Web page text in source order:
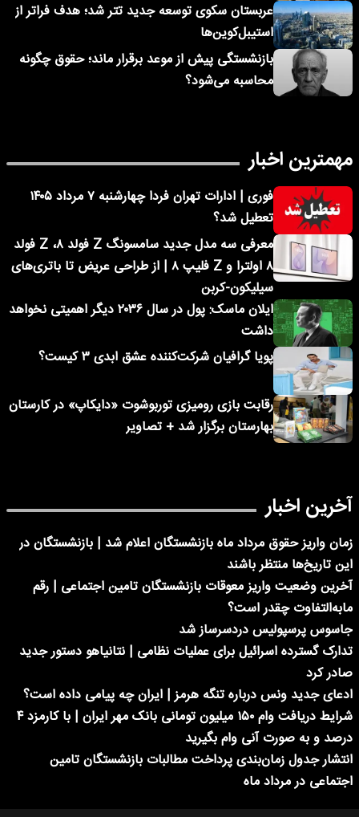
عربستان سکوی توسعه جدید تتر شد؛ هدف فراتر از
استیبل‌کوین‌ها
بازنشستگی پیش از موعد برقرار ماند؛ حقوق چگونه
محاسبه می‌شود؟
مهمترین اخبار
فوری | ادارات تهران فردا چهارشنبه ۷ مرداد ۱۴۰۵
تعطیل شد؟
معرفی سه مدل جدید سامسونگ Z فولد ۸، Z فولد
۸ اولترا و Z فلیپ ۸ | از طراحی عریض تا باتری‌های
سیلیکون-کربن
ایلان ماسک: پول در سال ۲۰۳۶ دیگر اهمیتی نخواهد
داشت
پویا گرافیان شرکت‌کننده عشق ابدی ۳ کیست؟
رقابت بازی رومیزی توربوشوت «دایکاپ» در کارستان
بهارستان برگزار شد + تصاویر
آخرین اخبار
زمان واریز حقوق مرداد ماه بازنشستگان اعلام شد | بازنشستگان در
این تاریخ‌ها منتظر باشند
آخرین وضعیت واریز معوقات بازنشستگان تامین اجتماعی | رقم
مابه‌التفاوت چقدر است؟
جاسوس پرسپولیس دردسرساز شد
تدارک گسترده اسرائیل برای عملیات نظامی | نتانیاهو دستور جدید
صادر کرد
ادعای جدید ونس درباره تنگه هرمز | ایران چه پیامی داده است؟
شرایط دریافت وام ۱۵۰ میلیون تومانی بانک مهر ایران | با کارمزد ۴
درصد و به صورت آنی وام بگیرید
انتشار جدول زمان‌بندی پرداخت مطالبات بازنشستگان تامین
اجتماعی در مرداد ماه